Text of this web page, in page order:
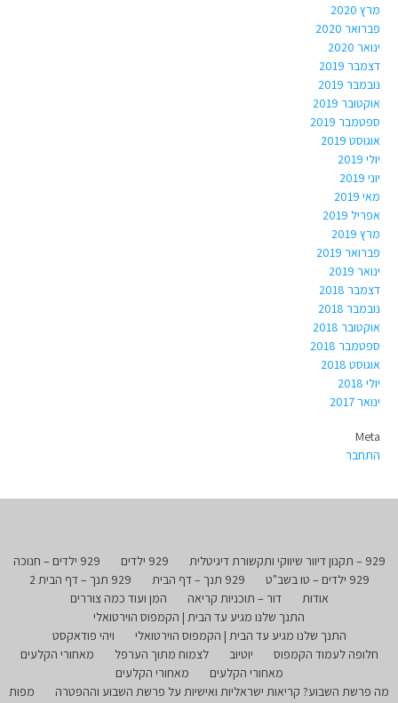
מרץ 2020
פברואר 2020
ינואר 2020
דצמבר 2019
נובמבר 2019
אוקטובר 2019
ספטמבר 2019
אוגוסט 2019
יולי 2019
יוני 2019
מאי 2019
אפריל 2019
מרץ 2019
פברואר 2019
ינואר 2019
דצמבר 2018
נובמבר 2018
אוקטובר 2018
ספטמבר 2018
אוגוסט 2018
יולי 2018
ינואר 2017
Meta
התחבר
929 – תקנון דיוור שיווקי ותקשורת דיגיטלית 929 ילדים
929 ילדים – חנוכה
929 ילדים – טו בשב"ט
929 תנך – דף הבית
929 תנך – דף הבית 2
אודות
דור – תוכניות קריאה
המן ועוד כמה צוררים
התנך שלנו מגיע עד הבית | הקמפוס הוירטואלי
התנך שלנו מגיע עד הבית | הקמפוס הוירטואלי
ויהי פודאקסט
חלופה לעמוד הקמפוס
יוטיוב לצמוח מתוך הערפל
מאחורי הקלעים
מאחורי הקלעים
מאחורי הקלעים
מה פרשת השבוע? קריאות ישראליות ואישיות על פרשת השבוע וההפטרה
מפות